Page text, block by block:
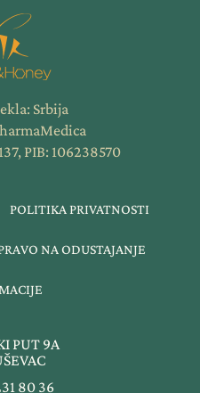
Srbija
PIB: 106238570
POLITIKA PRIVATNOSTI
NA ODUSTAJANJE
PUT 9A
80 36